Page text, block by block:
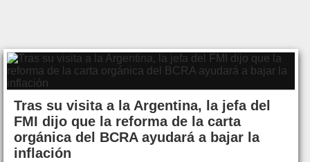
Tras su visita a la Argentina, la jefa del
FMI dijo que la reforma de la carta
orgánica del BCRA ayudará a bajar la
inflación